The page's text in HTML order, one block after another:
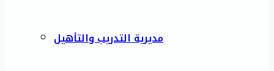
مديرية التدريب والتأهيل